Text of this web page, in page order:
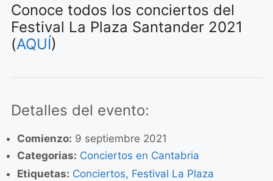
Conoce todos los conciertos del
Festival La Plaza Santander 2021
(AQUÍ)
Detalles del evento:
Comienzo: 9 septiembre 2021
Categorias: Conciertos en Cantabria
Etiquetas: Conciertos, Festival La Plaza